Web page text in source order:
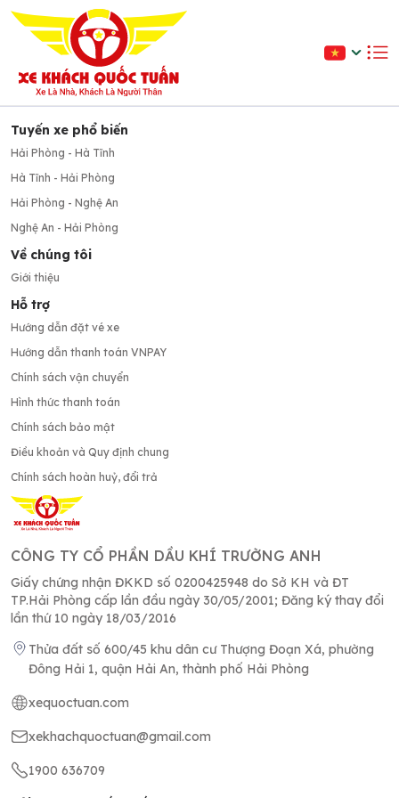
Tuyến xe phổ biến
Hải Phòng - Hà Tĩnh
Hà Tĩnh - Hải Phòng
Hải Phòng - Nghệ An
Nghệ An - Hải Phòng
Về chúng tôi
Giới thiệu
Hỗ trợ
Hướng dẫn đặt vé xe
Hướng dẫn thanh toán VNPAY
Chính sách vận chuyển
Hình thức thanh toán
Chính sách bảo mật
Điều khoản và Quy định chung
Chính sách hoàn huỷ, đổi trả
CÔNG TY CỔ PHẦN DẦU KHÍ TRƯỜNG ANH
Giấy chứng nhận ĐKKD số 0200425948 do Sở KH và ĐT
TP.Hải Phòng cấp lần đầu ngày 30/05/2001; Đăng ký thay đổi
lần thứ 10 ngày 18/03/2016
Thửa đất số 600/45 khu dân cư Thượng Đoạn Xá, phường
Đông Hải 1, quận Hải An, thành phố Hải Phòng
xequoctuan.com
xekhachquoctuan@gmail.com
1900 636709